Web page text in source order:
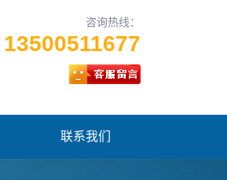
咨询热线：
13500511677
联系我们